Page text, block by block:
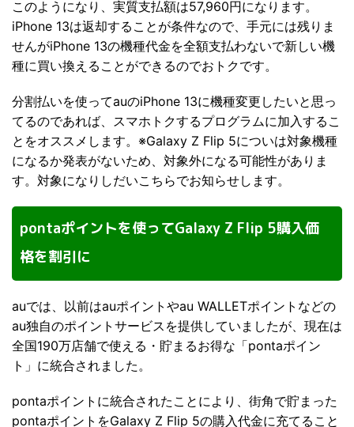
このようになり、実質支払額は57,960円になります。
iPhone 13は返却することが条件なので、手元には残りま
せんがiPhone 13の機種代金を全額支払わないで新しい機
種に買い換えることができるのでおトクです。
分割払いを使ってauのiPhone 13に機種変更したいと思っ
てるのであれば、スマホトクするプログラムに加入するこ
とをオススメします。※Galaxy Z Flip 5についは対象機種
になるか発表がないため、対象外になる可能性がありま
す。対象になりしだいこちらでお知らせします。
pontaポイントを使ってGalaxy Z Flip 5購入価
格を割引に
auでは、以前はauポイントやau WALLETポイントなどの
au独自のポイントサービスを提供していましたが、現在は
全国190万店舗で使える・貯まるお得な「pontaポイン
ト」に統合されました。
pontaポイントに統合されたことにより、街角で貯まった
pontaポイントをGalaxy Z Flip 5の購入代金に充てること